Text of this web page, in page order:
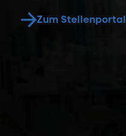
Zum Stellenportal